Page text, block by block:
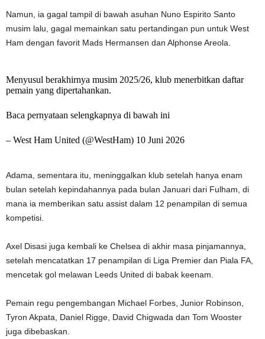
Namun, ia gagal tampil di bawah asuhan Nuno Espirito Santo
musim lalu, gagal memainkan satu pertandingan pun untuk West
Ham dengan favorit Mads Hermansen dan Alphonse Areola.
Menyusul berakhirnya musim 2025/26, klub menerbitkan daftar
pemain yang dipertahankan.
Baca pernyataan selengkapnya di bawah ini
– West Ham United (@WestHam) 10 Juni 2026
Adama, sementara itu, meninggalkan klub setelah hanya enam
bulan setelah kepindahannya pada bulan Januari dari Fulham, di
mana ia memberikan satu assist dalam 12 penampilan di semua
kompetisi.
Axel Disasi juga kembali ke Chelsea di akhir masa pinjamannya,
setelah mencatatkan 17 penampilan di Liga Premier dan Piala FA,
mencetak gol melawan Leeds United di babak keenam.
Pemain regu pengembangan Michael Forbes, Junior Robinson,
Tyron Akpata, Daniel Rigge, David Chigwada dan Tom Wooster
juga dibebaskan.